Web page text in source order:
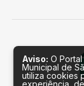
Aviso: O
Municipal de
utiliza cookies
experiência,